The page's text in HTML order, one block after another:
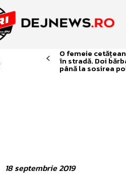
O femeie
în stradă. Doi
până la sosirea
18 septembrie 2019